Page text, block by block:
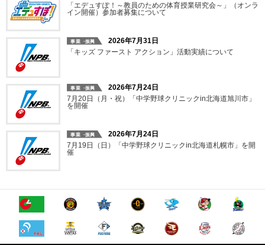
「エデュすぽ！～教員のための体育授業研究会～」（オンラ
イン開催）参加者募集について
2026年7月31日
「キッズ ファースト アクション」活動実績について
2026年7月24日
7月20日（月・祝）「中学野球クリニックin北海道旭川市」
を開催
2026年7月24日
7月19日（日）「中学野球クリニックin北海道札幌市」を開
催